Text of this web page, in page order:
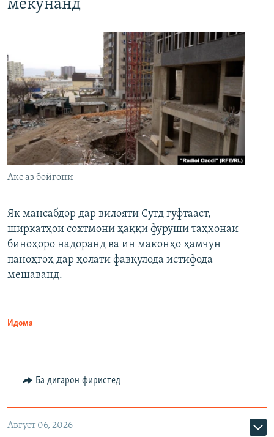
мекунанд
Акс аз бойгонӣ
Як мансабдор дар вилояти Суғд гуфтааст,
ширкатҳои сохтмонӣ ҳаққи фурӯши таҳхонаи
биноҳоро надоранд ва ин маконҳо ҳамчун
паноҳгоҳ дар ҳолати фавқулода истифода
мешаванд.
Идома
Ба дигарон фиристед
Август 06, 2026